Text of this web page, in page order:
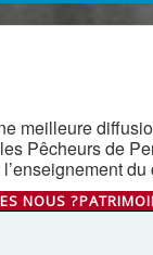
meilleure
Pêcheurs de
NOUS ?